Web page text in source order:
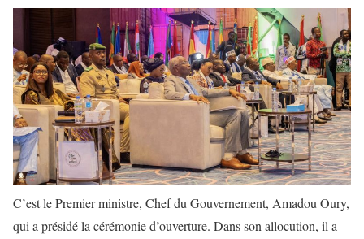
C’est le Premier ministre, Chef du Gouvernement, Amadou Oury,
qui a présidé la cérémonie d’ouverture. Dans son allocution, il a